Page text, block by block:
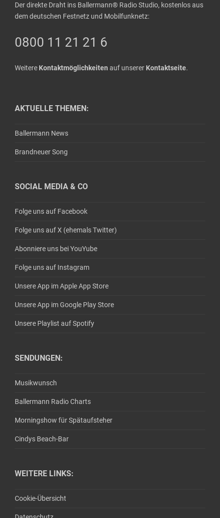
Der direkte Draht ins Ballermann® Radio Studio, kostenlos aus
dem deutschen Festnetz und Mobilfunknetz:
0800 11 21 21 6
Weitere Kontaktmöglichkeiten auf unserer Kontaktseite.
AKTUELLE THEMEN:
Ballermann News
Brandneuer Song
SOCIAL MEDIA & CO
Folge uns auf Facebook
Folge uns auf X (ehemals Twitter)
Abonniere uns bei YouYube
Folge uns auf Instagram
Unsere App im Apple App Store
Unsere App im Google Play Store
Unsere Playlist auf Spotify
SENDUNGEN:
Musikwunsch
Ballermann Radio Charts
Morningshow für Spätaufsteher
Cindys Beach-Bar
WEITERE LINKS:
Cookie-Übersicht